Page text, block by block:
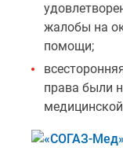
жалобы на
помощи;
права были